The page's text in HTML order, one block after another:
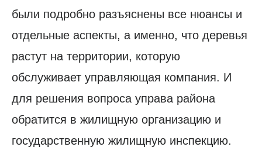
были подробно разъяснены все нюансы и
отдельные аспекты, а именно, что деревья
растут на территории, которую
обслуживает управляющая компания. И
для решения вопроса управа района
обратится в жилищную организацию и
государственную жилищную инспекцию.